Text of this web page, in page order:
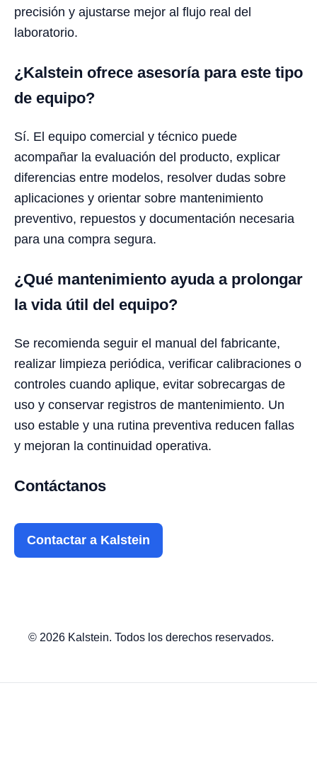
precisión y ajustarse mejor al flujo real del
laboratorio.
¿Kalstein ofrece asesoría para este tipo
de equipo?
Sí. El equipo comercial y técnico puede
acompañar la evaluación del producto, explicar
diferencias entre modelos, resolver dudas sobre
aplicaciones y orientar sobre mantenimiento
preventivo, repuestos y documentación necesaria
para una compra segura.
¿Qué mantenimiento ayuda a prolongar
la vida útil del equipo?
Se recomienda seguir el manual del fabricante,
realizar limpieza periódica, verificar calibraciones o
controles cuando aplique, evitar sobrecargas de
uso y conservar registros de mantenimiento. Un
uso estable y una rutina preventiva reducen fallas
y mejoran la continuidad operativa.
Contáctanos
Contactar a Kalstein
© 2026 Kalstein. Todos los derechos reservados.